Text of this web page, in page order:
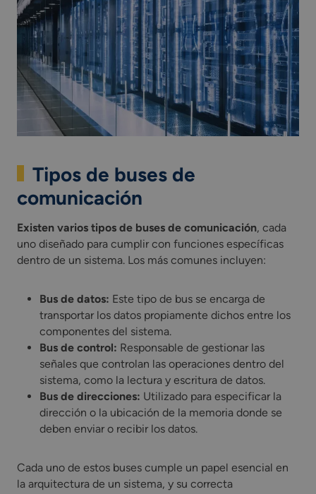
Tipos de buses de
comunicación
Existen varios tipos de buses de comunicación, cada
uno diseñado para cumplir con funciones específicas
dentro de un sistema. Los más comunes incluyen:
Bus de datos: Este tipo de bus se encarga de
transportar los datos propiamente dichos entre los
componentes del sistema.
Bus de control: Responsable de gestionar las
señales que controlan las operaciones dentro del
sistema, como la lectura y escritura de datos.
Bus de direcciones: Utilizado para especificar la
dirección o la ubicación de la memoria donde se
deben enviar o recibir los datos.
Cada uno de estos buses cumple un papel esencial en
la arquitectura de un sistema, y su correcta